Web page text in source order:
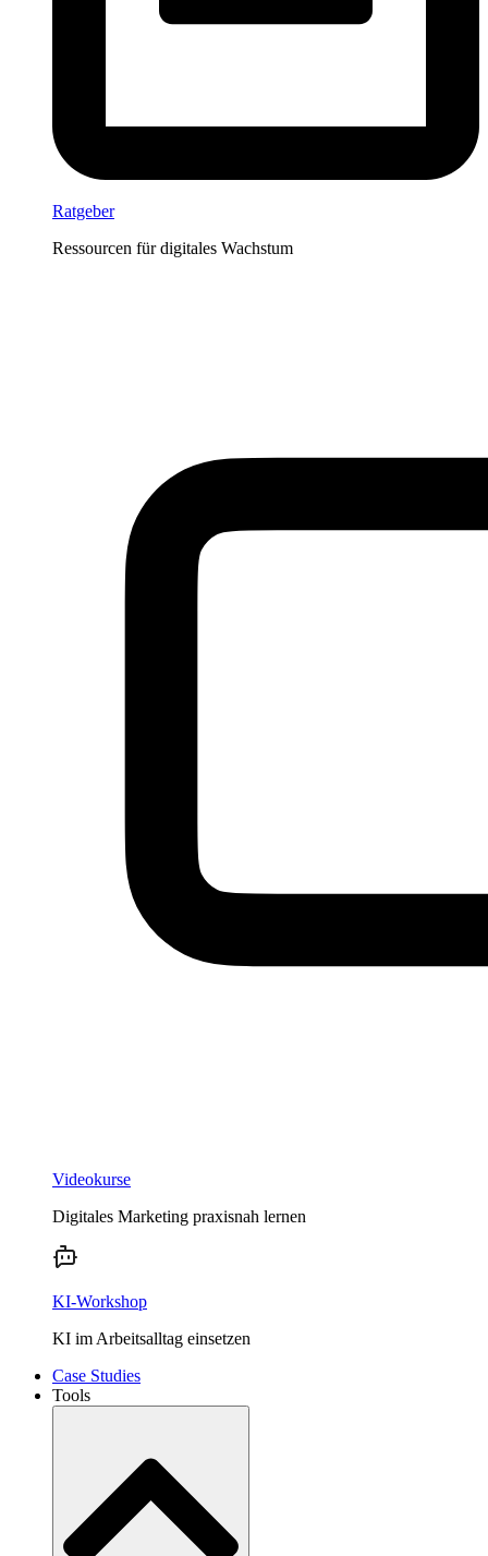
Ratgeber
Ressourcen für digitales Wachstum
Videokurse
Digitales Marketing praxisnah lernen
KI-Workshop
KI im Arbeitsalltag einsetzen
Case Studies
Tools